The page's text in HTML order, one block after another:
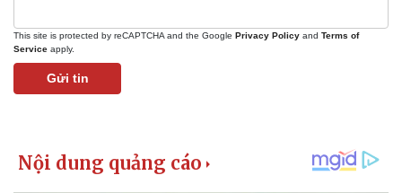
This site is protected by reCAPTCHA and the Google Privacy Policy and Terms of
Service apply.
Gửi tin